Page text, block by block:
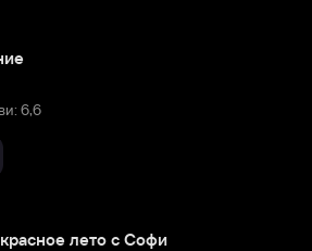
6,6
лето с Софи